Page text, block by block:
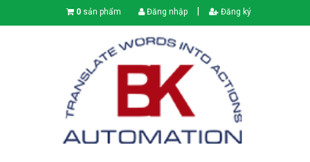
0 sản phẩm Đăng nhập Đăng ký